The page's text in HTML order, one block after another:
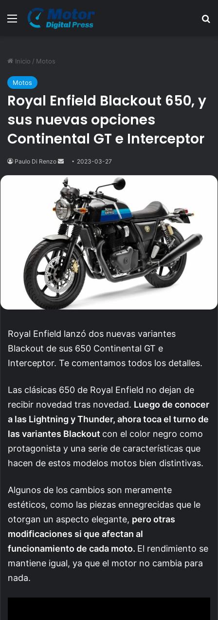
Menú
Inicio / Motos
Motos
Royal Enfield Blackout 650, y
sus nuevas opciones
Continental GT e Interceptor
Paulo Di Renzo
Send
email
2023-03-27
Royal Enfield lanzó dos nuevas variantes
Blackout de sus 650 Continental GT e
Interceptor. Te comentamos todos los detalles.
Las clásicas 650 de Royal Enfield no dejan de
recibir novedad tras novedad. Luego de conocer
a las Lightning y Thunder, ahora toca el turno de
las variantes Blackout con el color negro como
protagonista y una serie de características que
hacen de estos modelos motos bien distintivas.
Algunos de los cambios son meramente
estéticos, como las piezas ennegrecidas que le
otorgan un aspecto elegante, pero otras
modificaciones si que afectan al
funcionamiento de cada moto. El rendimiento se
mantiene igual, ya que el motor no cambia para
nada.